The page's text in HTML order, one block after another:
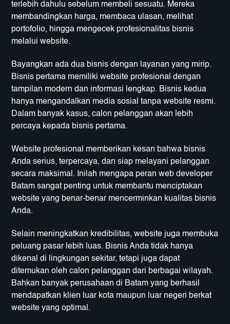
terlebih dahulu sebelum membeli sesuatu. Mereka
membandingkan harga, membaca ulasan, melihat
portofolio, hingga mengecek profesionalitas bisnis
melalui website.
Bayangkan ada dua bisnis dengan layanan yang mirip.
Bisnis pertama memiliki website profesional dengan
tampilan modern dan informasi lengkap. Bisnis kedua
hanya mengandalkan media sosial tanpa website resmi.
Dalam banyak kasus, calon pelanggan akan lebih
percaya kepada bisnis pertama.
Website profesional memberikan kesan bahwa bisnis
Anda serius, terpercaya, dan siap melayani pelanggan
secara maksimal. Inilah mengapa peran web developer
Batam sangat penting untuk membantu menciptakan
website yang benar-benar mencerminkan kualitas bisnis
Anda.
Selain meningkatkan kredibilitas, website juga membuka
peluang pasar lebih luas. Bisnis Anda tidak hanya
dikenal di lingkungan sekitar, tetapi juga dapat
ditemukan oleh calon pelanggan dari berbagai wilayah.
Bahkan banyak perusahaan di Batam yang berhasil
mendapatkan klien luar kota maupun luar negeri berkat
website yang optimal.